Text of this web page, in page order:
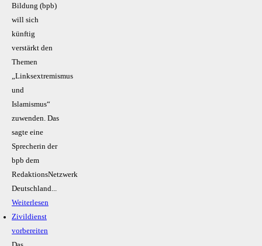
Bildung (bpb)
will sich
künftig
verstärkt den
Themen
„Linksextremismus
und
Islamismus“
zuwenden. Das
sagte eine
Sprecherin der
bpb dem
RedaktionsNetzwerk
Deutschland...
Weiterlesen
Zivildienst
vorbereiten